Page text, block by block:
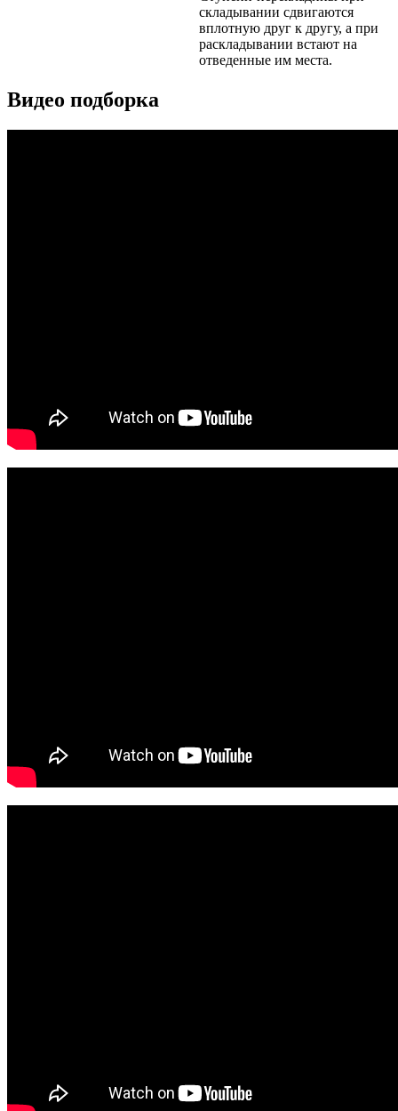
складывании сдвигаются
вплотную друг к другу, а при
раскладывании встают на
отведенные им места.
Видео подборка